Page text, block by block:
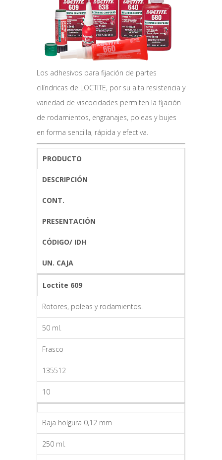
Los adhesivos para fijación de partes
cilíndricas de LOCTITE, por su alta resistencia y
variedad de viscocidades permiten la fijación
de rodamientos, engranajes, poleas y bujes
en forma sencilla, rápida y efectiva.
PRODUCTO
DESCRIPCIÓN
CONT.
PRESENTACIÓN
CÓDIGO/ IDH
UN. CAJA
Loctite 609
Rotores, poleas y rodamientos.
50 ml.
Frasco
135512
10
Baja holgura 0,12 mm
250 ml.